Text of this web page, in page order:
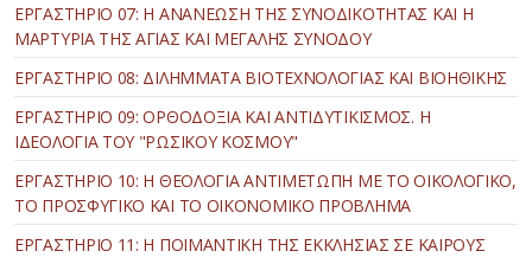
ΕΡΓΑΣΤΗΡΙΟ 07: Η ΑΝΑΝΕΩΣΗ ΤΗΣ ΣΥΝΟΔΙΚΟΤΗΤΑΣ ΚΑΙ Η
ΜΑΡΤΥΡΙΑ ΤΗΣ ΑΓΙΑΣ ΚΑΙ ΜΕΓΑΛΗΣ ΣΥΝΟΔΟΥ
ΕΡΓΑΣΤΗΡΙΟ 08: ΔΙΛΗΜΜΑΤΑ ΒΙΟΤΕΧΝΟΛΟΓΙΑΣ ΚΑΙ ΒΙΟΗΘΙΚΗΣ
ΕΡΓΑΣΤΗΡΙΟ 09: ΟΡΘΟΔΟΞΙΑ ΚΑΙ ΑΝΤΙΔΥΤΙΚΙΣΜΟΣ. Η
ΙΔΕΟΛΟΓΙΑ ΤΟΥ "ΡΩΣΙΚΟΥ ΚΟΣΜΟΥ"
ΕΡΓΑΣΤΗΡΙΟ 10: Η ΘΕΟΛΟΓΙΑ ΑΝΤΙΜΕΤΩΠΗ ΜΕ ΤΟ ΟΙΚΟΛΟΓΙΚΟ,
ΤΟ ΠΡΟΣΦΥΓΙΚΟ ΚΑΙ ΤΟ ΟΙΚΟΝΟΜΙΚΟ ΠΡΟΒΛΗΜΑ
ΕΡΓΑΣΤΗΡΙΟ 11: Η ΠΟΙΜΑΝΤΙΚΗ ΤΗΣ ΕΚΚΛΗΣΙΑΣ ΣΕ ΚΑΙΡΟΥΣ